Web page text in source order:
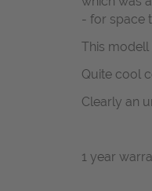
- for space
This modell
Quite cool
Clearly an
1 year